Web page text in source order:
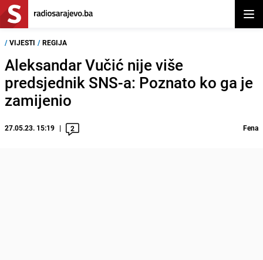
/ VIJESTI / REGIJA
Aleksandar Vučić nije više
predsjednik SNS-a: Poznato ko ga je
zamijenio
27.05.23. 15:19 2 Fena